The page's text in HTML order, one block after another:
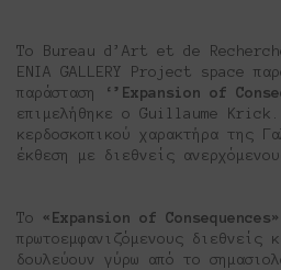
Το Bureau d’Art et de
ΕΝΙΑ GALLERY Project space
παράσταση
‘’Expansion of
επιμελήθηκε ο Guillaume
κερδοσκοπικού χαρακτήρα της
έκθεση με διεθνείς
Το «Expansion of Consequences»
πρωτοεμφανιζόμενους διεθνείς
δουλεύουν γύρω από το